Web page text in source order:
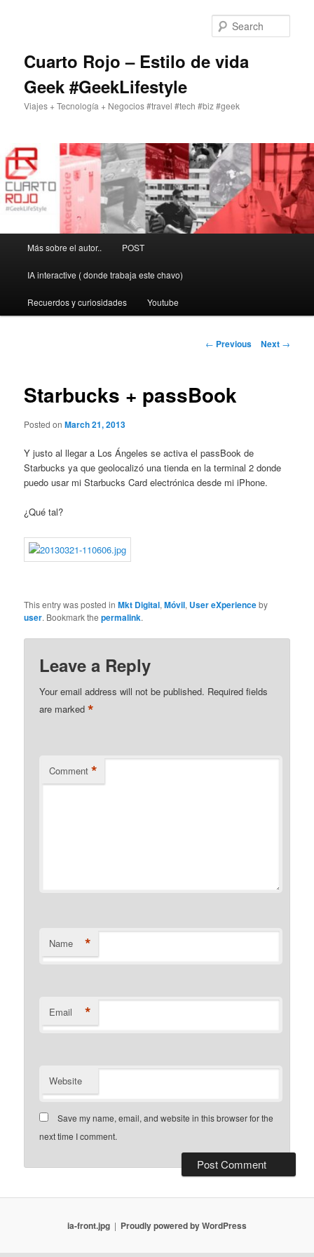
Cuarto Rojo – Estilo de vida
Geek #GeekLifestyle
Viajes + Tecnología + Negocios #travel #tech #biz #geek
Más sobre el autor.. POST
IA interactive ( donde trabaja este chavo)
Recuerdos y curiosidades Youtube
Post
← Previous Next →
Starbucks + passBook
Posted onMarch 21, 2013
Y justo al llegar a Los Ángeles se activa el passBook de
Starbucks ya que geolocalizó una tienda en la terminal 2 donde
puedo usar mi Starbucks Card electrónica desde mi iPhone.
¿Qué tal?
This entry was posted inMkt Digital,Móvil, User eXperienceby
user. Bookmark thepermalink.
Leave a Reply
Your email address will not be published. Required fields
are marked*
Comment *
Name *
Email *
Website
Save my name, email, and website in this browser for the
next time I comment.
ia-front.jpg Proudly powered by WordPress